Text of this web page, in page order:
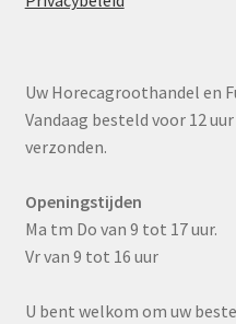
Uw Horecagroothandel en
Vandaag besteld voor 12
verzonden.
Openingstijden
Ma tm Do van 9 tot 17 uur.
Vr van 9 tot 16 uur
U bent welkom om uw